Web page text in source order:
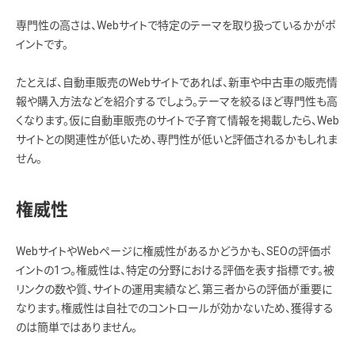
専門性の高さは、Webサイトで特定のテーマを取り扱っているかがポ
イントです。
たとえば、自動車販売のWebサイトであれば、新車や中古車の販売情
報や購入方法などを紹介するでしょう。テーマを絞るほど専門性も高
くなります。仮に自動車販売のサイトで子育て情報を掲載したら、Web
サイトとの関連性が低いため、専門性が低いと評価されるかもしれま
せん。
権威性
WebサイトやWebページに権威性があるかどうかも、SEOの評価ポ
イントの1つ。権威性は、特定の分野における評価を表す指標です。被
リンクの数や質、サイトの運用実績など、第三者からの評価が重要に
なります。権威性は自社でのコントロールが効かないため、獲得する
のは簡単ではありません。